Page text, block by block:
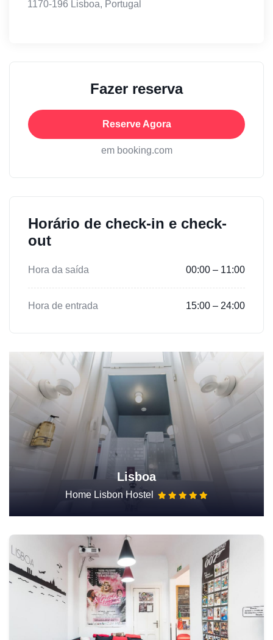
1170-196 Lisboa, Portugal
Fazer reserva
Reserve Agora
em booking.com
Horário de check-in e check-
out
Hora da saída 00:00 – 11:00
Hora de entrada 15:00 – 24:00
Lisboa
Home Lisbon Hostel